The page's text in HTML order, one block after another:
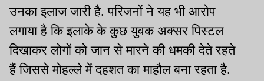
उनका इलाज जारी है. परिजनों ने यह भी आरोप
लगाया है कि इलाके के कुछ युवक अक्सर पिस्टल
दिखाकर लोगों को जान से मारने की धमकी देते रहते
हैं जिससे मोहल्ले में दहशत का माहौल बना रहता है.